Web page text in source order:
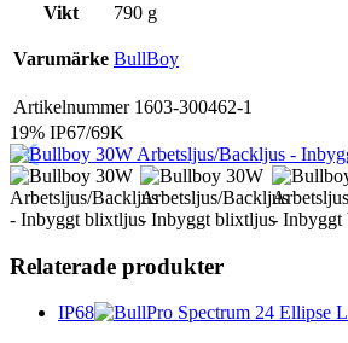
Vikt 790 g
Varumärke BullBoy
Artikelnummer 1603-300462-1
19% IP67/69K
Relaterade produkter
IP68